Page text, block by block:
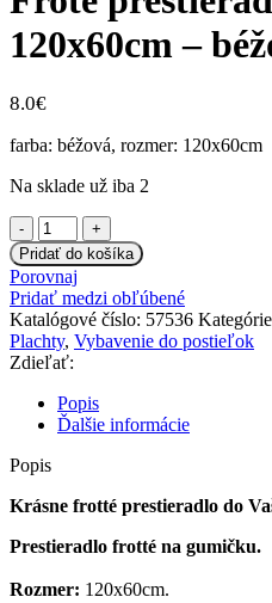
120x60cm –
8.0€
farba: béžová, rozmer: 120x60cm
Na sklade už iba 2
množstvo
Froté
prestieradlo
do
postieľky
120x60cm
-
béžové
Pridať do košíka
Porovnaj
Pridať medzi obľúbené
Katalógové číslo: 57536
Plachty, Vybavenie do postieľok
Zdieľať:
Popis
Ďalšie informácie
Popis
Krásne frotté prestieradlo do
Prestieradlo frotté na gumičku.
Rozmer: 120x60cm.